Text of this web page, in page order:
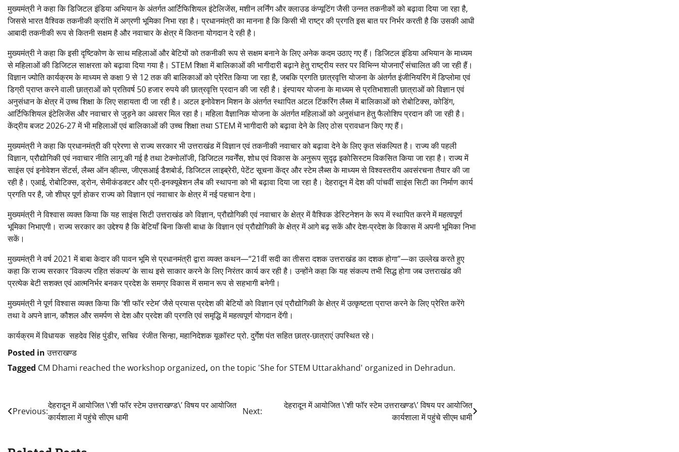
मुख्यमंत्री ने कहा कि डिजिटल इंडिया अभियान के अंतर्गत आर्टिफिशियल इंटेलिजेंस, मशीन लर्निंग और क्लाउड कंप्यूटिंग जैसी उन्नत तकनीकों को बढ़ावा दिया जा रहा है,
जिससे भारत वैश्विक तकनीकी क्रांति में अग्रणी भूमिका निभा रहा है। प्रधानमंत्री का मानना है कि किसी भी राष्ट्र की प्रगति इस बात पर निर्भर करती है कि उसकी आधी
आबादी तकनीकी रूप से कितनी सक्षम है और नवाचार के क्षेत्र में कितना योगदान दे रही है।
मुख्यमंत्री ने कहा कि इसी दृष्टिकोण के साथ महिलाओं और बेटियों को तकनीकी रूप से सक्षम बनाने के लिए अनेक कदम उठाए गए हैं। डिजिटल इंडिया अभियान के माध्यम
से महिलाओं की डिजिटल साक्षरता को बढ़ावा दिया गया है। STEM शिक्षा में बालिकाओं की भागीदारी बढ़ाने हेतु राष्ट्रीय स्तर पर विभिन्न योजनाएँ संचालित की जा रही हैं।
विज्ञान ज्योति कार्यक्रम के माध्यम से कक्षा 9 से 12 तक की बालिकाओं को प्रेरित किया जा रहा है, जबकि प्रगति छात्रवृत्ति योजना के अंतर्गत इंजीनियरिंग में डिप्लोमा एवं
डिग्री प्राप्त करने वाली छात्राओं को प्रतिवर्ष 50 हजार रुपये की छात्रवृत्ति प्रदान की जा रही है। इंस्पायर योजना के माध्यम से प्रतिभाशाली छात्राओं को विज्ञान एवं
अनुसंधान के क्षेत्र में उच्च शिक्षा के लिए सहायता दी जा रही है। अटल इनोवेशन मिशन के अंतर्गत स्थापित अटल टिंकरिंग लैब्स में बालिकाओं को रोबोटिक्स, कोडिंग,
आर्टिफिशियल इंटेलिजेंस और नवाचार से जुड़ने का अवसर मिल रहा है। महिला वैज्ञानिक योजना के अंतर्गत महिलाओं को अनुसंधान हेतु फैलोशिप प्रदान की जा रही है।
केंद्रीय बजट 2026-27 में भी महिलाओं एवं बालिकाओं की उच्च शिक्षा तथा STEM में भागीदारी को बढ़ावा देने के लिए ठोस प्रावधान किए गए हैं।
मुख्यमंत्री ने कहा कि प्रधानमंत्री की प्रेरणा से राज्य सरकार भी उत्तराखंड में विज्ञान एवं तकनीकी नवाचार को बढ़ावा देने के लिए कृत संकल्पित है। राज्य की पहली
विज्ञान, प्रौद्योगिकी एवं नवाचार नीति लागू की गई है तथा टेक्नोलॉजी, डिजिटल गवर्नेंस, शोध एवं विकास के अनुरूप सुदृढ़ इकोसिस्टम विकसित किया जा रहा है। राज्य में
साइंस एवं इनोवेशन सेंटर्स, लैब्स ऑन व्हील्स, जीएसआई डैशबोर्ड, डिजिटल लाइब्रेरी, पेटेंट सूचना केंद्र और स्टेम लैब्स के माध्यम से विश्वस्तरीय अवसंरचना तैयार की जा
रही है। एआई, रोबोटिक्स, ड्रोन, सेमीकंडक्टर और प्री-इनक्यूबेशन लैब की स्थापना को भी बढ़ावा दिया जा रहा है। देहरादून में देश की पांचवीं साइंस सिटी का निर्माण कार्य
प्रगति पर है, जो शीघ्र पूर्ण होकर राज्य को विज्ञान एवं नवाचार के क्षेत्र में नई पहचान देगा।
मुख्यमंत्री ने विश्वास व्यक्त किया कि यह साइंस सिटी उत्तराखंड को विज्ञान, प्रौद्योगिकी एवं नवाचार के क्षेत्र में वैश्विक डेस्टिनेशन के रूप में स्थापित करने में महत्वपूर्ण
भूमिका निभाएगी। राज्य सरकार का उद्देश्य है कि बेटियाँ बिना किसी बाधा के विज्ञान एवं प्रौद्योगिकी के क्षेत्र में आगे बढ़ सकें और देश-प्रदेश के विकास में अपनी भूमिका निभा
सकें।
मुख्यमंत्री ने वर्ष 2021 में बाबा केदार की पावन भूमि से प्रधानमंत्री द्वारा व्यक्त कथन—“21वीं सदी का तीसरा दशक उत्तराखंड का दशक होगा”—का उल्लेख करते हुए
कहा कि राज्य सरकार ‘विकल्प रहित संकल्प’ के साथ इसे साकार करने के लिए निरंतर कार्य कर रही है। उन्होंने कहा कि यह संकल्प तभी सिद्ध होगा जब उत्तराखंड की
प्रत्येक बेटी सशक्त एवं आत्मनिर्भर बनकर प्रदेश के समग्र विकास में समान रूप से सहभागी बनेगी।
मुख्यमंत्री ने पूर्ण विश्वास व्यक्त किया कि ‘शी फॉर स्टेम’ जैसे प्रयास प्रदेश की बेटियों को विज्ञान एवं प्रौद्योगिकी के क्षेत्र में उत्कृष्टता प्राप्त करने के लिए प्रेरित करेंगे
तथा वे अपने ज्ञान, कौशल और समर्पण से देश और प्रदेश की प्रगति एवं समृद्धि में महत्वपूर्ण योगदान देंगी।
कार्यक्रम में विधायक सहदेव सिंह पुंडीर, सचिव रंजीत सिन्हा, महानिदेशक यूकॉस्ट प्रो. दुर्गेश पंत सहित छात्र-छात्राएं उपस्थित रहे।
Posted inउत्तराखण्ड
Tagged CM Dhami reached the workshop organized, on the topic 'She for STEM Uttarakhand' organized in Dehradun.
Post
navigation
Previous:
देहरादून में आयोजित \’शी फॉर स्टेम उत्तराखण्ड\’ विषय पर आयोजित
कार्यशाला में पहुंचे सीएम धामी
Next:
देहरादून में आयोजित \’शी फॉर स्टेम उत्तराखण्ड\’ विषय पर आयोजित
कार्यशाला में पहुंचे सीएम धामी